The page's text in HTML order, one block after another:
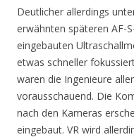
Deutlicher allerdings
erwähnten späteren AF-
eingebauten
etwas schneller
waren die Ingenieure
vorausschauend. Die
nach den Kameras
eingebaut. VR wird